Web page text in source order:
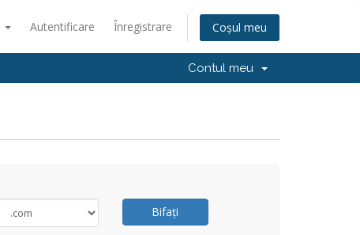
Autentificare Înregistrare Coșul meu
Contul meu
Bifați